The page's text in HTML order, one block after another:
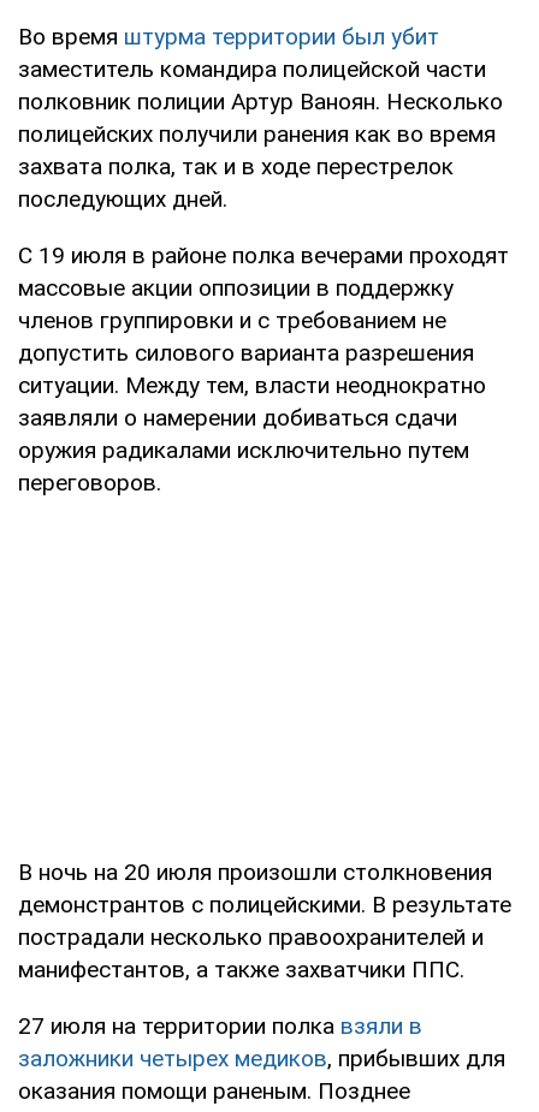
Во время штурма территории был убит
заместитель командира полицейской части
полковник полиции Артур Ваноян. Несколько
полицейских получили ранения как во время
захвата полка, так и в ходе перестрелок
последующих дней.
С 19 июля в районе полка вечерами проходят
массовые акции оппозиции в поддержку
членов группировки и с требованием не
допустить силового варианта разрешения
ситуации. Между тем, власти неоднократно
заявляли о намерении добиваться сдачи
оружия радикалами исключительно путем
переговоров.
В ночь на 20 июля произошли столкновения
демонстрантов с полицейскими. В результате
пострадали несколько правоохранителей и
манифестантов, а также захватчики ППС.
27 июля на территории полка взяли в
заложники четырех медиков, прибывших для
оказания помощи раненым. Позднее